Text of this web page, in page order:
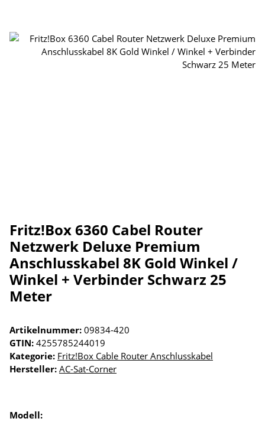
Fritz!Box 6360 Cabel Router
Netzwerk Deluxe Premium
Anschlusskabel 8K Gold Winkel /
Winkel + Verbinder Schwarz 25
Meter
Artikelnummer: 09834-420
GTIN: 4255785244019
Kategorie: Fritz!Box Cable Router Anschlusskabel
Hersteller: AC-Sat-Corner
Modell: